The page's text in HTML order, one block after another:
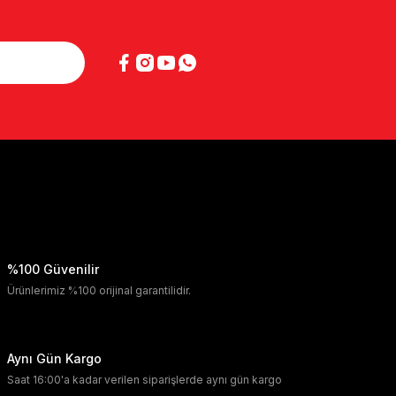
%100 Güvenilir
Ürünlerimiz %100 orijinal garantilidir.
Aynı Gün Kargo
Saat 16:00'a kadar verilen siparişlerde aynı gün kargo